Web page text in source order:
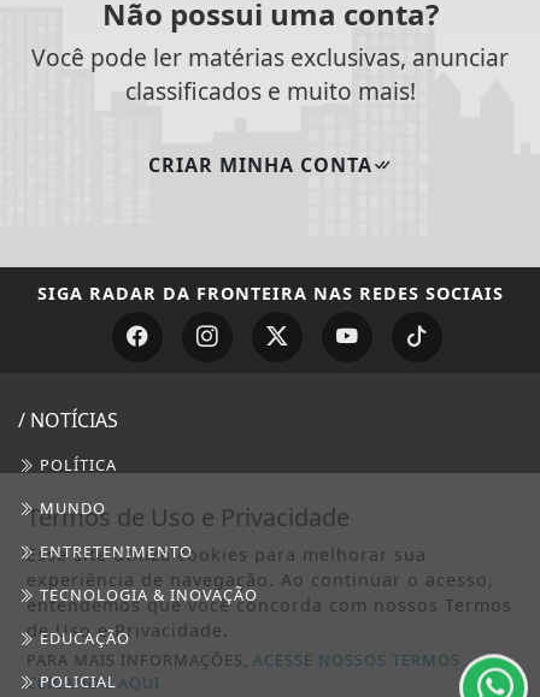
Não possui uma conta?
Você pode ler matérias exclusivas, anunciar
classificados e muito mais!
CRIAR MINHA CONTA
SIGA RADAR DA FRONTEIRA NAS REDES SOCIAIS
/ NOTÍCIAS
POLÍTICA
MUNDO
ENTRETENIMENTO
TECNOLOGIA & INOVAÇÃO
EDUCAÇÃO
POLICIAL
Termos de Uso e Privacidade
Esse site utiliza cookies para melhorar sua
experiência de navegação. Ao continuar o acesso,
entendemos que você concorda com nossos Termos
de Uso e Privacidade.
PARA MAIS INFORMAÇÕES,ACESSE NOSSOS TERMOS
CLICANDO AQUI